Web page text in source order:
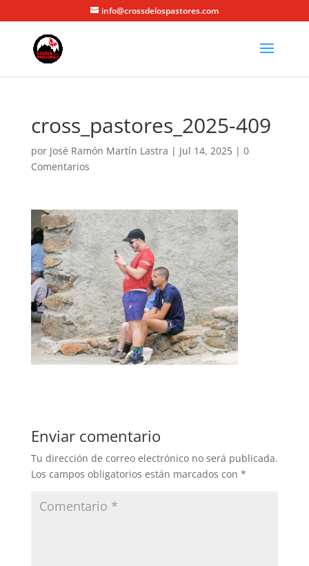
info@crossdelospastores.com
cross_pastores_2025-409
por José Ramón Martín Lastra | Jul 14, 2025| 0
Comentarios
Enviar comentario
Tu dirección de correo electrónico no será publicada.
Los campos obligatorios están marcados con *